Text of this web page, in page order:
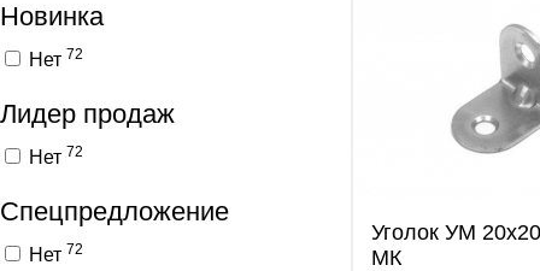
Новинка
Нет 72
Лидер продаж
Нет 72
Спецпредложение
Нет 72
Уголок УМ
МК